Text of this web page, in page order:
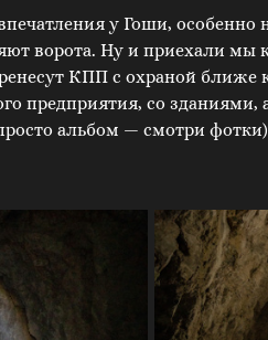
у Гоши, особенно
ворота. Ну и приехали мы
КПП с охраной ближе
предприятия, со
альбом — смотри фотки)